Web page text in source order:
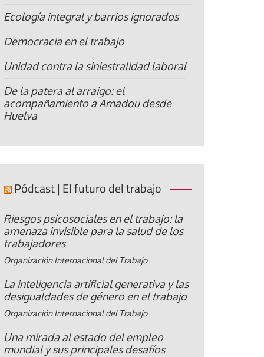
Ecología integral y barrios ignorados
Democracia en el trabajo
Unidad contra la siniestralidad laboral
De la patera al arraigo: el
acompañamiento a Amadou desde
Huelva
Pódcast | El futuro del trabajo
Riesgos psicosociales en el trabajo: la
amenaza invisible para la salud de los
trabajadores
Organización Internacional del Trabajo
La inteligencia artificial generativa y las
desigualdades de género en el trabajo
Organización Internacional del Trabajo
Una mirada al estado del empleo
mundial y sus principales desafíos